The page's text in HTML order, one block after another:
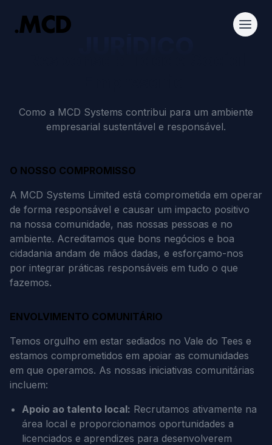
Como a MCD Systems contribui para um ambiente
empresarial sustentável e responsável.
O NOSSO COMPROMISSO
A MCD Systems Limited está comprometida em operar
de forma responsável e causar um impacto positivo
na nossa comunidade, nas nossas pessoas e no
ambiente. Acreditamos que bons negócios e boa
cidadania andam de mãos dadas, e esforçamo-nos
por integrar práticas responsáveis em tudo o que
fazemos.
ENVOLVIMENTO COMUNITÁRIO
Temos orgulho em estar sediados no Vale do Tees e
estamos comprometidos em apoiar as comunidades
em que operamos. As nossas iniciativas comunitárias
incluem:
Apoio ao talento local: Recrutamos ativamente na
área local e proporcionamos oportunidades a
licenciados e aprendizes para desenvolverem